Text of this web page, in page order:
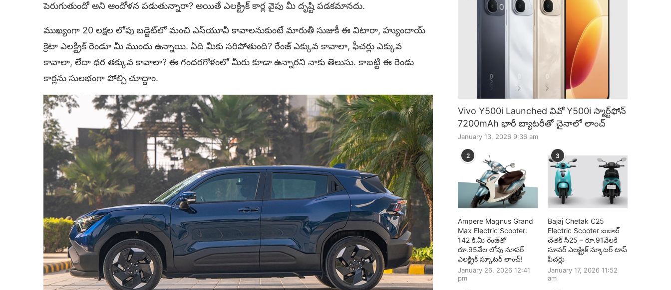
పెరుగుతుందో అని ఆందోళన పడుతున్నారా? అయితే ఎలక్ట్రిక్ కార్ల వైపు మీ దృష్టి పడకమానదు.
ముఖ్యంగా 20 లక్షల లోపు బడ్జెట్‌లో మంచి ఎస్‌యూవీ కావాలనుకుంటే మారుతీ సుజుకీ ఈ విటారా, హ్యుందాయ్
క్రెటా ఎలక్ట్రిక్ రెండూ మీ ముందు ఉన్నాయి. ఏది మీకు సరిపోతుంది? రేంజ్ ఎక్కువ కావాలా, ఫీచర్లు ఎక్కువ
కావాలా, లేదా ధర తక్కువ కావాలా? ఈ గందరగోళంలో మీరు కూడా ఉన్నారని నాకు తెలుసు. కాబట్టి ఈ రెండు
కార్లను సులభంగా పోల్చి చూద్దాం.
Vivo Y500i Launched వివో Y500i స్మార్ట్‌ఫోన్
7200mAh భారీ బ్యాటరీతో చైనాలో లాంచ్
January 13, 2026 9:36 am
2
Ampere Magnus Grand
Max Electric Scooter:
142 కి.మీ రేంజ్‌తో
రూ.95వేల లోపు సూపర్
ఎలక్ట్రిక్ స్కూటర్ లాంచ్!
January 26, 2026 12:41
pm
3
Bajaj Chetak C25
Electric Scooter బజాజ్
చేతక్ సీ25 – రూ.91వేలకే
సూపర్ ఎలక్ట్రిక్ స్కూటర్ టాప్
ఫీచర్లు
January 17, 2026 11:52
am